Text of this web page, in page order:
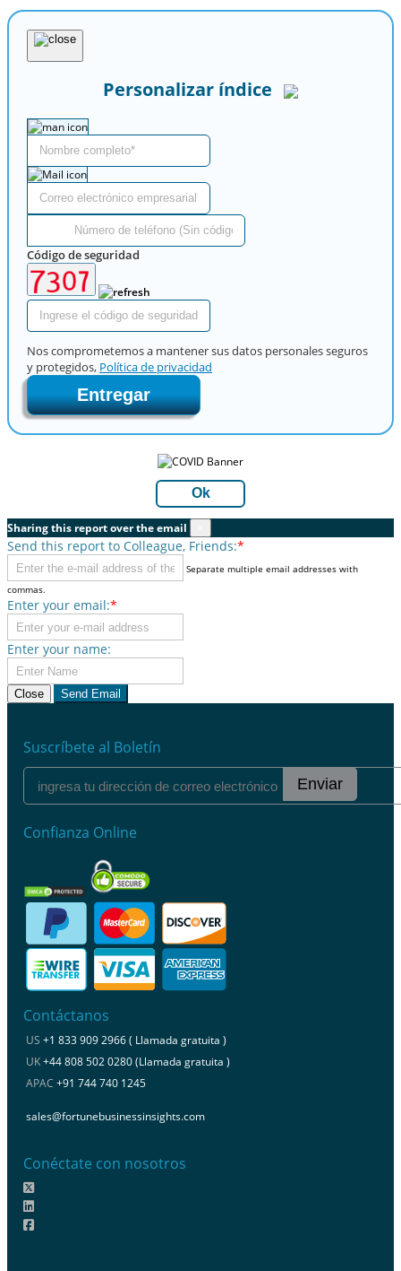
Personalizar índice
Código de seguridad
Nos comprometemos a mantener sus datos personales seguros
y protegidos, Política de privacidad
Entregar
Ok
Sharing this report over the email
Send this report to Colleague, Friends:*
Separate multiple email addresses with
commas.
Enter your email:*
Enter your name:
Close Send Email
Suscríbete al Boletín
Enviar
Confianza Online
Contáctanos
US +1 833 909 2966 ( Llamada gratuita )
UK+44 808 502 0280 (Llamada gratuita )
APAC +91 744 740 1245
sales@fortunebusinessinsights.com
Conéctate con nosotros